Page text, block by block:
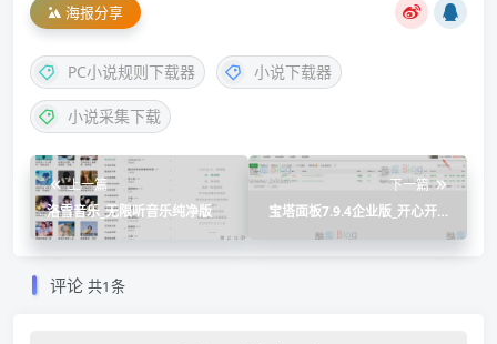
海报分享
PC小说规则下载器 小说下载器
小说采集下载
上一篇
洛雪音乐_无限听音乐纯净版
下一篇
宝塔面板7.9.4企业版_开心开心
版一键脚本
评论 共1条